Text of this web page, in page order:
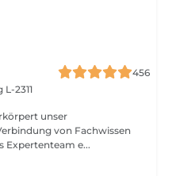
456
2311
unser
von Fachwissen
Expertenteam e...